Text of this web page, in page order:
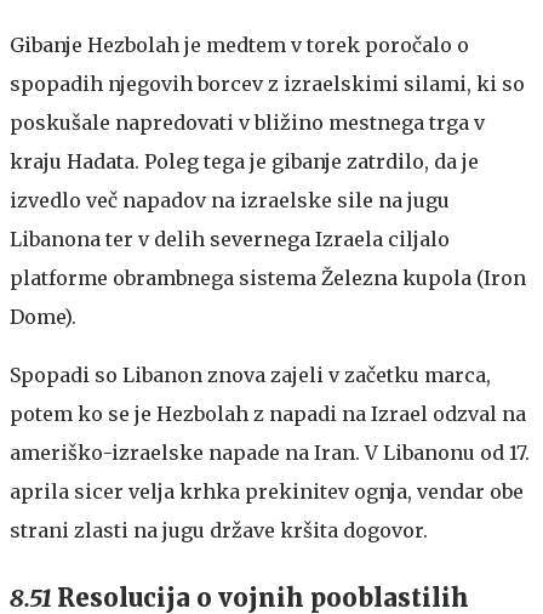
Gibanje Hezbolah je medtem v torek poročalo o
spopadih njegovih borcev z izraelskimi silami, ki so
poskušale napredovati v bližino mestnega trga v
kraju Hadata. Poleg tega je gibanje zatrdilo, da je
izvedlo več napadov na izraelske sile na jugu
Libanona ter v delih severnega Izraela ciljalo
platforme obrambnega sistema Železna kupola (Iron
Dome).
Spopadi so Libanon znova zajeli v začetku marca,
potem ko se je Hezbolah z napadi na Izrael odzval na
ameriško-izraelske napade na Iran. V Libanonu od 17.
aprila sicer velja krhka prekinitev ognja, vendar obe
strani zlasti na jugu države kršita dogovor.
8.51 Resolucija o vojnih pooblastilih